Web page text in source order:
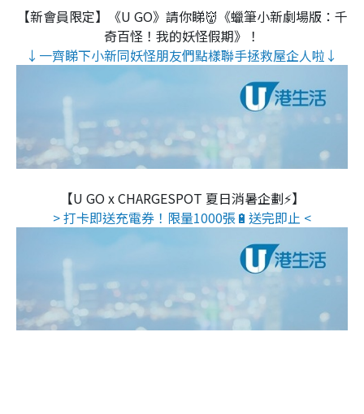
【新會員限定】《U GO》請你睇👹《蠟筆小新劇場版：千
奇百怪！我的妖怪假期》！
↓一齊睇下小新同妖怪朋友們點樣聯手拯救屋企人啦↓
【U GO x CHARGESPOT 夏日消暑企劃⚡】
> 打卡即送充電券！限量1000張🔋送完即止 <